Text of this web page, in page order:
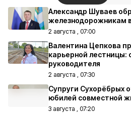
Александр Шуваев
железнодорожникам
2 августа , 07:00
Валентина Цепкова
карьерной
руководителя
2 августа , 07:30
Супруги Сухорёбрых
юбилей совместной
3 августа , 07:20